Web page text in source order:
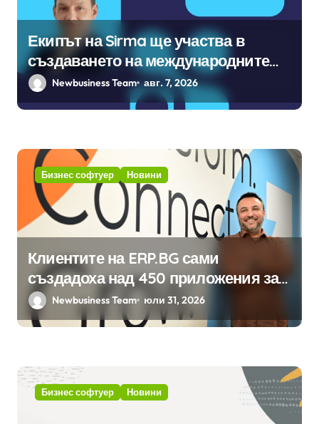
Екипът на Sirma ще участва в
създаването на международните
стандарти за навлизане на
изкуствен интелект в
Newbusiness Team авг. 7, 2026
Бизнес софтуер Новини
Клиентите на ERP.BG сами
създадоха над 450 приложения за
ERP системата с помощта на
вградения в нея изкуствен
Newbusiness Team юли 31, 2026
Бизнес софтуер Новини